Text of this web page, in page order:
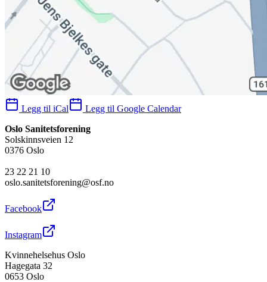
Legg til iCal
Legg til Google Calendar
Oslo Sanitetsforening
Solskinnsveien 12
0376 Oslo
23 22 21 10
oslo.sanitetsforening@osf.no
Facebook
Instagram
Kvinnehelsehus Oslo
Hagegata 32
0653 Oslo